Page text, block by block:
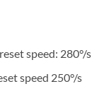
speed: 280°/s
speed 250°/s